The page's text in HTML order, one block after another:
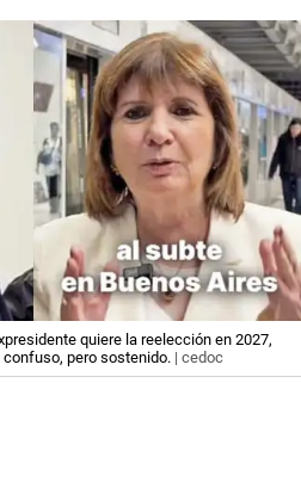
quiere la reelección en 2027,
pero sostenido. | cedoc